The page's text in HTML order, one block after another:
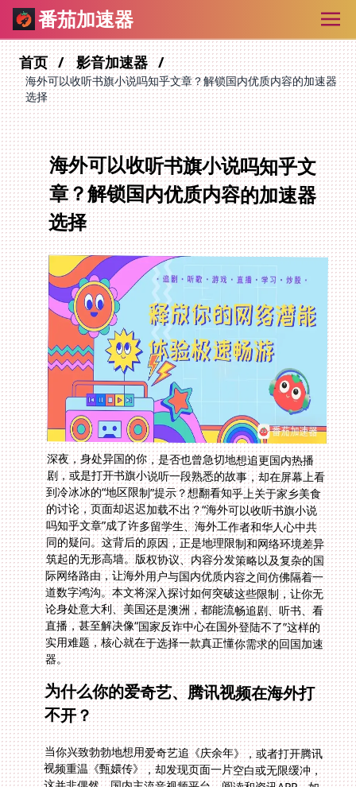
番茄加速器
首页 影音加速器
海外可以收听书旗小说吗知乎文章？解锁国内优质内容的加速器
选择
海外可以收听书旗小说吗知乎文
章？解锁国内优质内容的加速器
选择
深夜，身处异国的你，是否也曾急切地想追更国内热播
剧，或是打开书旗小说听一段熟悉的故事，却在屏幕上看
到冷冰冰的“地区限制”提示？想翻看知乎上关于家乡美食
的讨论，页面却迟迟加载不出？“海外可以收听书旗小说
吗知乎文章”成了许多留学生、海外工作者和华人心中共
同的疑问。这背后的原因，正是地理限制和网络环境差异
筑起的无形高墙。版权协议、内容分发策略以及复杂的国
际网络路由，让海外用户与国内优质内容之间仿佛隔着一
道数字鸿沟。本文将深入探讨如何突破这些限制，让你无
论身处意大利、美国还是澳洲，都能流畅追剧、听书、看
直播，甚至解决像“国家反诈中心在国外登陆不了”这样的
实用难题，核心就在于选择一款真正懂你需求的回国加速
器。
为什么你的爱奇艺、腾讯视频在海外打
不开？
当你兴致勃勃地想用爱奇艺追《庆余年》，或者打开腾讯
视频重温《甄嬛传》，却发现页面一片空白或无限缓冲，
这并非偶然。国内主流音视频平台、阅读和资讯APP，如
书旗小说、知乎、喜马拉雅等，为遵守区域版权协议和运
营策略，会对非中国大陆IP的访问进行严格限制。你的网
络请求经过复杂的国际路由，可能绕道万里，不仅速度慢
如蜗牛，更关键的是IP地址暴露了你不在境内，直接被系
统拒之门外。这就是为什么“海外可以收听书旗小说吗知